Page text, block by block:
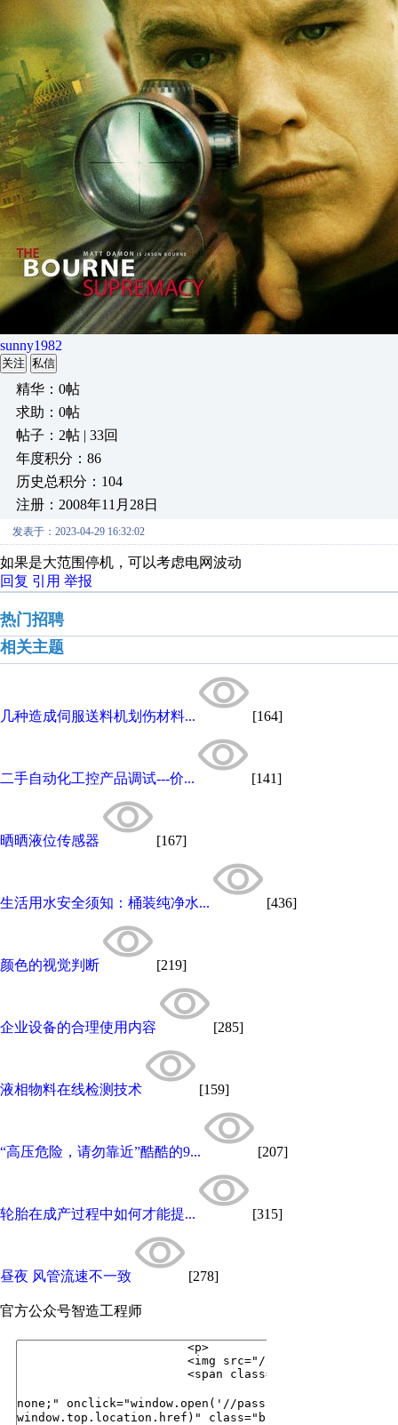
sunny1982
关注 私信
精华：0帖
求助：0帖
帖子：2帖 | 33回
年度积分：86
历史总积分：104
注册：2008年11月28日
发表于：2023-04-29 16:32:02
如果是大范围停机，可以考虑电网波动
回复 引用 举报
热门招聘
相关主题
几种造成伺服送料机划伤材料... [164]
二手自动化工控产品调试---价... [141]
晒晒液位传感器 [167]
生活用水安全须知：桶装纯净水... [436]
颜色的视觉判断 [219]
企业设备的合理使用内容 [285]
液相物料在线检测技术 [159]
“高压危险，请勿靠近”酷酷的9... [207]
轮胎在成产过程中如何才能提... [315]
昼夜 风管流速不一致 [278]
官方公众号智造工程师